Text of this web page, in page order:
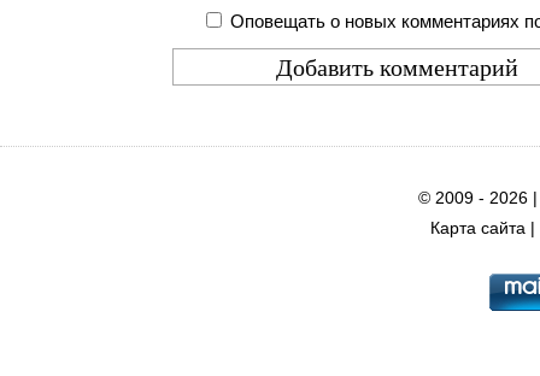
Оповещать о новых комментариях
© 2009 - 2026
Карта сайта